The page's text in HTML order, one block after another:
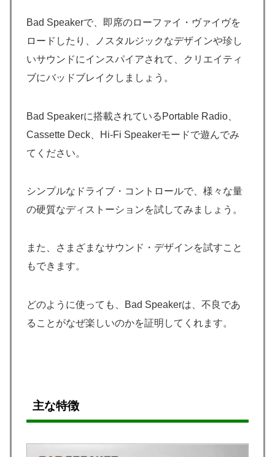
Bad Speakerで、即席のローファイ・ヴァイヴを
ロードしたり、ノスタルジックなデザインや珍し
いサウンドにインスパイアされて、クリエイティ
ブにバッドブレイクしましょう。
Bad Speakerに搭載されているPortable Radio、
Cassette Deck、Hi-Fi Speakerモードで遊んでみ
てください。
シンプルなドライブ・コントロールで、様々な量
の硬質なディストーションを試してみましょう。
また、さまざまなサウンド・デザインを試すこと
もできます。
どのように使っても、Bad Speakerは、不良であ
ることがなぜ楽しいのかを証明してくれます。
主な特徴